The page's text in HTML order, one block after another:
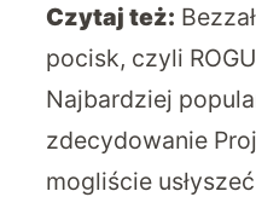
Czytaj też:
pocisk, czyli
Najbardziej
zdecydowanie
mogliście